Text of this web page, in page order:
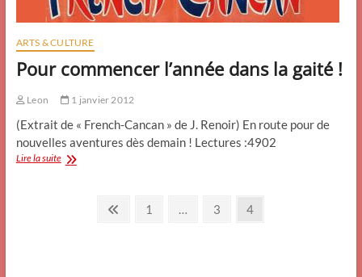
ARTS & CULTURE
Pour commencer l’année dans la gaité !
Leon 1 janvier 2012
(Extrait de « French-Cancan » de J. Renoir) En route pour de
nouvelles aventures dès demain ! Lectures :4902
Lire la suitePour
Pagination Previous
Page
1 … Page
3 Page
4